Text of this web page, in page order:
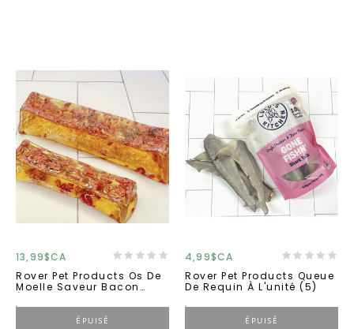
13,99$CA
Rover Pet Products Os De
Moelle Saveur Bacon
ÉPUISÉ
4,99$CA
Rover Pet Products Queue
De Requin À L'unité (5)
ÉPUISÉ